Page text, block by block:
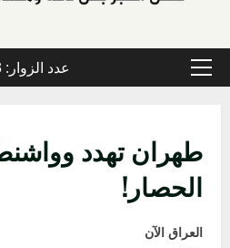
القائمة
عدد الزوار: 1045253
طهران تهدد
الحصار!
العراق الآن